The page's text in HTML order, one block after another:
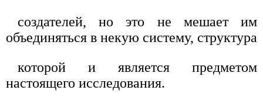
создателей, но это не мешает им
объединяться в некую систему, структура
которой и является предметом
настоящего исследования.